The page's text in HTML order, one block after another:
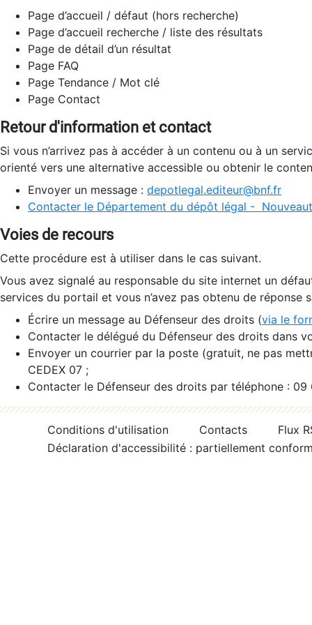
Page d’accueil / défaut (hors recherche)
Page d’accueil recherche / liste des résultats
Page de détail d’un résultat
Page FAQ
Page Tendance / Mot clé
Page Contact
Retour d'information et contact
Si vous n’arrivez pas à accéder à un contenu ou à un
orienté vers une alternative accessible ou obtenir le
Envoyer un message : depotlegal.editeur@bnf.fr
Contacter le Département du dépôt légal -
Voies de recours
Cette procédure est à utiliser dans le cas suivant.
Vous avez signalé au responsable du site internet un
services du portail et vous n’avez pas obtenu de réponse
Écrire un message au Défenseur des droits (via le
Contacter le délégué du Défenseur des droits dans
Envoyer un courrier par la poste (gratuit, ne pas
CEDEX 07 ;
Contacter le Défenseur des droits par téléphone :
Conditions d'utilisation Contacts
Flux
Déclaration d'accessibilité : partiellement